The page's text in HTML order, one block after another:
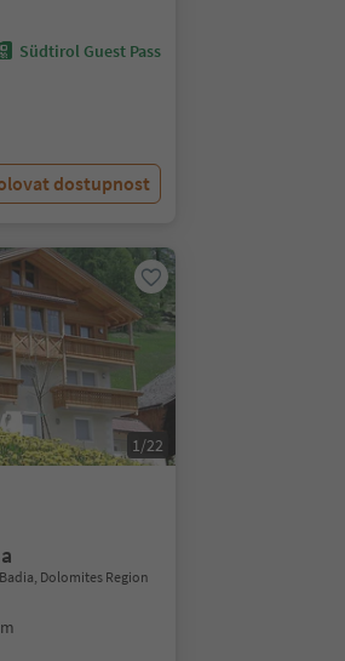
Südtirol Guest Pass
dostupnost
1/22
Dolomites Region